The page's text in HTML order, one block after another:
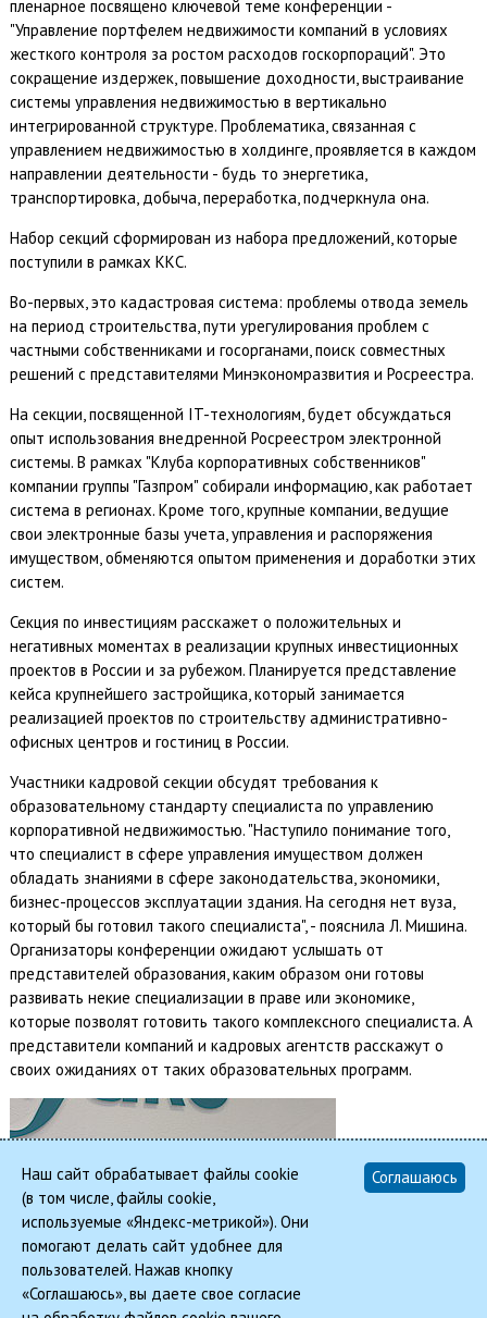
пленарное посвящено ключевой теме конференции -
"Управление портфелем недвижимости компаний в условиях
жесткого контроля за ростом расходов госкорпораций". Это
сокращение издержек, повышение доходности, выстраивание
системы управления недвижимостью в вертикально
интегрированной структуре. Проблематика, связанная с
управлением недвижимостью в холдинге, проявляется в каждом
направлении деятельности - будь то энергетика,
транспортировка, добыча, переработка, подчеркнула она.
Набор секций сформирован из набора предложений, которые
поступили в рамках ККС.
Во-первых, это кадастровая система: проблемы отвода земель
на период строительства, пути урегулирования проблем с
частными собственниками и госорганами, поиск совместных
решений с представителями Минэкономразвития и Росреестра.
На секции, посвященной IT-технологиям, будет обсуждаться
опыт использования внедренной Росреестром электронной
системы. В рамках "Клуба корпоративных собственников"
компании группы "Газпром" собирали информацию, как работает
система в регионах. Кроме того, крупные компании, ведущие
свои электронные базы учета, управления и распоряжения
имуществом, обменяются опытом применения и доработки этих
систем.
Секция по инвестициям расскажет о положительных и
негативных моментах в реализации крупных инвестиционных
проектов в России и за рубежом. Планируется представление
кейса крупнейшего застройщика, который занимается
реализацией проектов по строительству административно-
офисных центров и гостиниц в России.
Участники кадровой секции обсудят требования к
образовательному стандарту специалиста по управлению
корпоративной недвижимостью. "Наступило понимание того,
что специалист в сфере управления имуществом должен
обладать знаниями в сфере законодательства, экономики,
бизнес-процессов эксплуатации здания. На сегодня нет вуза,
который бы готовил такого специалиста", - пояснила Л. Мишина.
Организаторы конференции ожидают услышать от
представителей образования, каким образом они готовы
развивать некие специализации в праве или экономике,
которые позволят готовить такого комплексного специалиста. А
представители компаний и кадровых агентств расскажут о
своих ожиданиях от таких образовательных программ.
Наш сайт обрабатывает файлы cookie
(в том числе, файлы cookie,
используемые «Яндекс-метрикой»). Они
помогают делать сайт удобнее для
пользователей. Нажав кнопку
«Соглашаюсь», вы даете свое согласие
Соглашаюсь